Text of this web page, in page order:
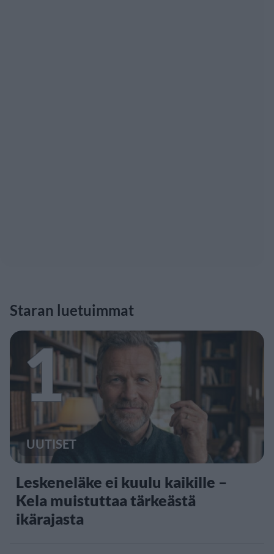
Staran luetuimmat
1
UUTISET
Leskeneläke ei kuulu kaikille –
Kela muistuttaa tärkeästä
ikärajasta